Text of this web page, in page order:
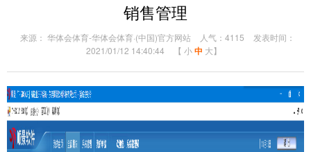
销售管理
来源： 华体会体育-华体会体育·(中国)官方网站 人气：4115
发表时间：
2021/01/12 14:40:44
【 小中 大】